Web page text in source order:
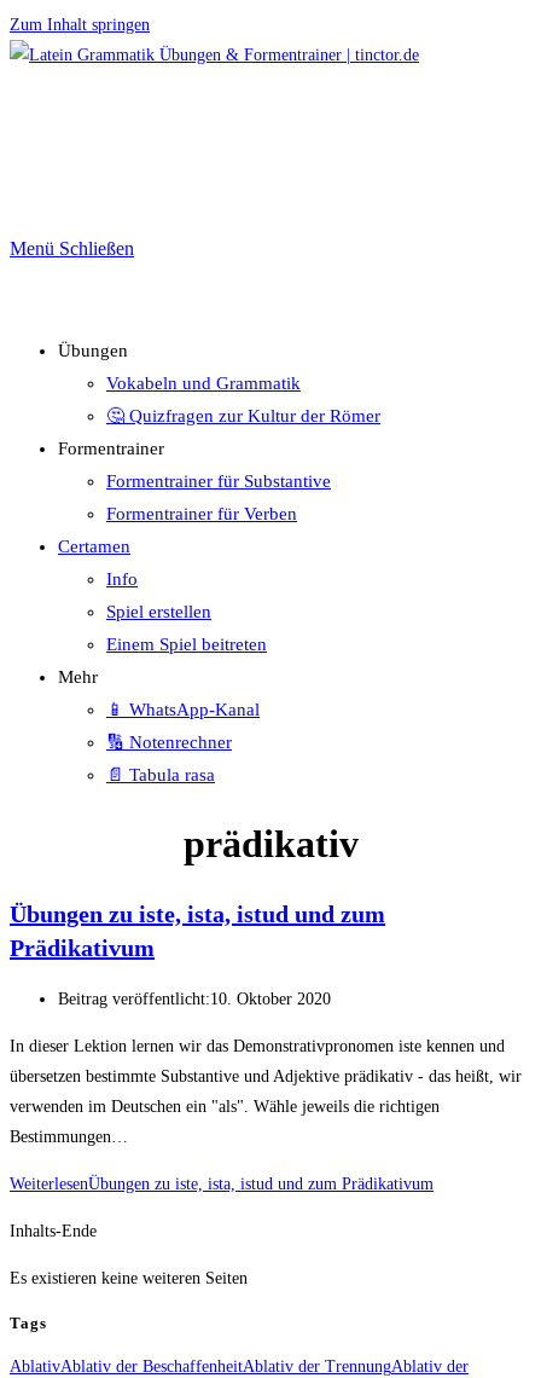
Zum Inhalt springen
Menü Schließen
Übungen
Vokabeln und Grammatik
🤔 Quizfragen zur Kultur der Römer
Formentrainer
Formentrainer für Substantive
Formentrainer für Verben
Certamen
Info
Spiel erstellen
Einem Spiel beitreten
Mehr
📱 WhatsApp-Kanal
🔢 Notenrechner
📄 Tabula rasa
prädikativ
Übungen zu iste, ista, istud und zum
Prädikativum
Beitrag veröffentlicht:10. Oktober 2020
In dieser Lektion lernen wir das Demonstrativpronomen iste kennen und
übersetzen bestimmte Substantive und Adjektive prädikativ - das heißt, wir
verwenden im Deutschen ein "als". Wähle jeweils die richtigen
Bestimmungen…
WeiterlesenÜbungen zu iste, ista, istud und zum Prädikativum
Inhalts-Ende
Es existieren keine weiteren Seiten
Tags
AblativAblativ der BeschaffenheitAblativ der TrennungAblativ der